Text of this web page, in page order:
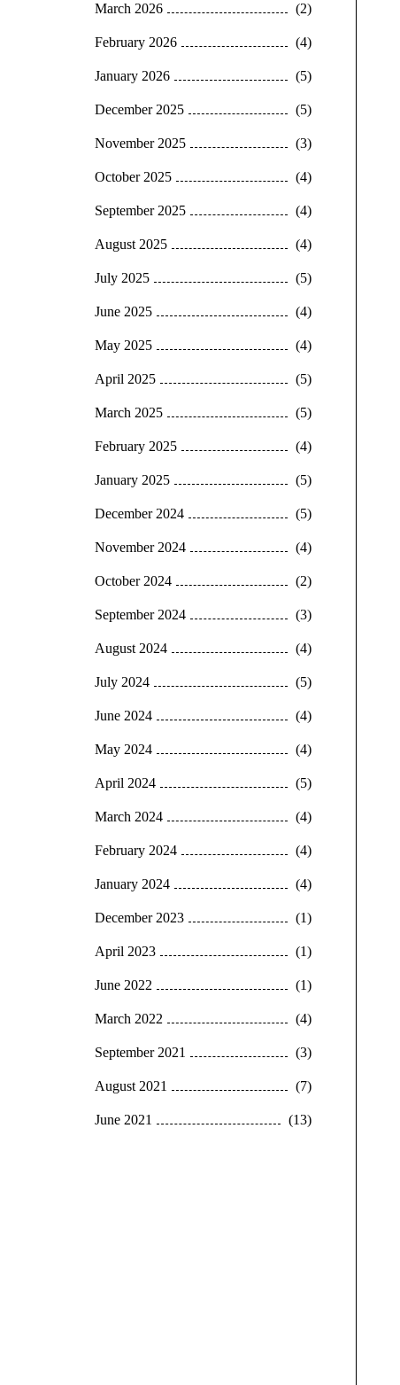
March 2026 (2)
February 2026 (4)
January 2026 (5)
December 2025 (5)
November 2025 (3)
October 2025 (4)
September 2025 (4)
August 2025 (4)
July 2025 (5)
June 2025 (4)
May 2025 (4)
April 2025 (5)
March 2025 (5)
February 2025 (4)
January 2025 (5)
December 2024 (5)
November 2024 (4)
October 2024 (2)
September 2024 (3)
August 2024 (4)
July 2024 (5)
June 2024 (4)
May 2024 (4)
April 2024 (5)
March 2024 (4)
February 2024 (4)
January 2024 (4)
December 2023 (1)
April 2023 (1)
June 2022 (1)
March 2022 (4)
September 2021 (3)
August 2021 (7)
June 2021 (13)